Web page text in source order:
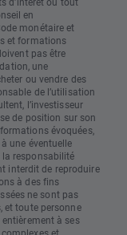
en
monétaire et
et formations
pas être
une
ou vendre des
de l’utilisation
l’investisseur
de position sur son
évoquées,
une éventuelle
la responsabilité
interdit de reproduire
à des fins
ne sont pas
et toute personne
à ses
et